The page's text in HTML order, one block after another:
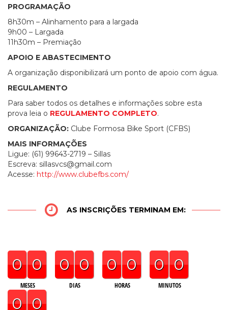
PROGRAMAÇÃO
8h30m – Alinhamento para a largada
9h00 – Largada
11h30m – Premiação
APOIO E ABASTECIMENTO
A organização disponibilizará um ponto de apoio com água.
REGULAMENTO
Para saber todos os detalhes e informações sobre esta
prova leia o REGULAMENTO COMPLETO.
ORGANIZAÇÃO: Clube Formosa Bike Sport (CFBS)
MAIS INFORMAÇÕES
Ligue: (61) 99643-2719 – Sillas
Escreva: sillasvcs@gmail.com
Acesse: http://www.clubefbs.com/
AS INSCRIÇÕES TERMINAM EM:
0 0
MESES
0 0
DIAS
0 0
HORAS
0 0
MINUTOS
0 0